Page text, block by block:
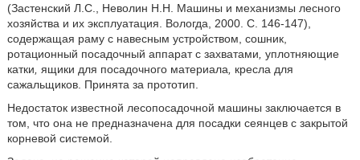
(Застенский Л.С., Неволин Н.Н. Машины и механизмы лесного
хозяйства и их эксплуатация. Вологда, 2000. С. 146-147),
содержащая раму с навесным устройством, сошник,
ротационный посадочный аппарат с захватами уплотняющие
катки ящики для посадочного материала
кресла для
сажальщиков. Принята за прототип.
Недостаток известной лесопосадочной машины заключается в
том, что она не предназначена для посадки сеянцев с закрытой
корневой системой.